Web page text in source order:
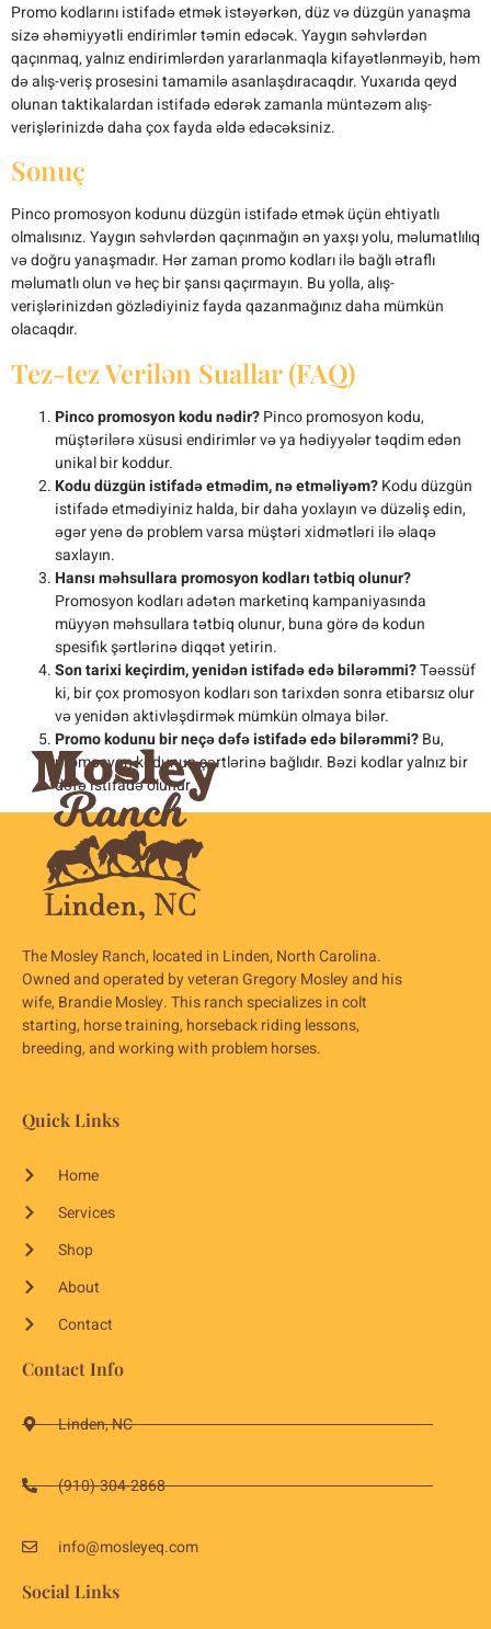
Promo kodlarını istifadə etmək istəyərkən, düz və düzgün yanaşma
sizə əhəmiyyətli endirimlər təmin edəcək. Yaygın səhvlərdən
qaçınmaq, yalnız endirimlərdən yararlanmaqla kifayətlənməyib, həm
də alış-veriş prosesini tamamilə asanlaşdıracaqdır. Yuxarıda qeyd
olunan taktikalardan istifadə edərək zamanla müntəzəm alış-
verişlərinizdə daha çox fayda əldə edəcəksiniz.
Sonuç
Pinco promosyon kodunu düzgün istifadə etmək üçün ehtiyatlı
olmalısınız. Yaygın səhvlərdən qaçınmağın ən yaxşı yolu, məlumatlılıq
və doğru yanaşmadır. Hər zaman promo kodları ilə bağlı ətraflı
məlumatlı olun və heç bir şansı qaçırmayın. Bu yolla, alış-
verişlərinizdən gözlədiyiniz fayda qazanmağınız daha mümkün
olacaqdır.
Tez-tez Verilən Suallar (FAQ)
Pinco promosyon kodu nədir?Pinco promosyon kodu,
müştərilərə xüsusi endirimlər və ya hədiyyələr təqdim edən
unikal bir koddur.
Kodu düzgün istifadə etmədim, nə etməliyəm?Kodu düzgün
istifadə etmədiyiniz halda, bir daha yoxlayın və düzəliş edin,
əgər yenə də problem varsa müştəri xidmətləri ilə əlaqə
saxlayın.
Hansı məhsullara promosyon kodları tətbiq olunur?
Promosyon kodları adətən marketinq kampaniyasında
müyyən məhsullara tətbiq olunur, buna görə də kodun
spesifik şərtlərinə diqqət yetirin.
Son tarixi keçirdim, yenidən istifadə edə bilərəmmi?Təəssüf
ki, bir çox promosyon kodları son tarixdən sonra etibarsız olur
və yenidən aktivləşdirmək mümkün olmaya bilər.
Promo kodunu bir neçə dəfə istifadə edə bilərəmmi?Bu,
promosyon kodunun şərtlərinə bağlıdır. Bəzi kodlar yalnız bir
dəfə istifadə olunur.
The Mosley Ranch, located in Linden, North Carolina.
Owned and operated by veteran Gregory Mosley and his
wife, Brandie Mosley. This ranch specializes in colt
starting, horse training, horseback riding lessons,
breeding, and working with problem horses.
Quick Links
Home
Services
Shop
About
Contact
Contact Info
Linden, NC
(910)-304-2868
info@mosleyeq.com
Social Links